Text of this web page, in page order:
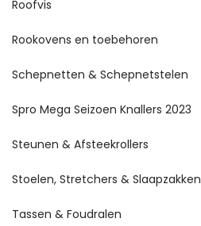
Roofvis
Rookovens en toebehoren
Schepnetten & Schepnetstelen
Spro Mega Seizoen Knallers 2023
Steunen & Afsteekrollers
Stoelen, Stretchers & Slaapzakken
Tassen & Foudralen